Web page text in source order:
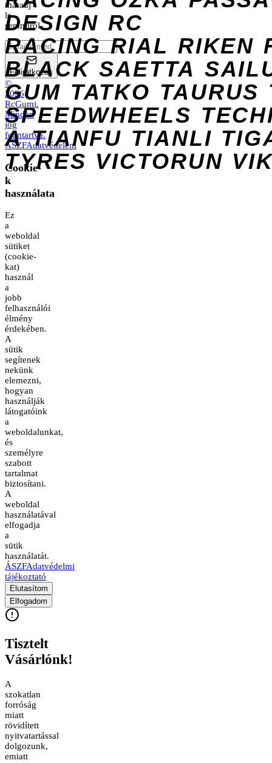
DESIGN RC
RACING RIAL RIKEN
BLACK SAETTA
GUM TATKO TAURUS
SPEEDWHEELS
A TIANFU TIANLI
TYRES VICTORUN
maradj
le
semmiről.
Feliratkozás
©
2026
RcGumi.
Minden
jog
fenntartva.
ÁSZFAdatvédelem
Cookie-
k
használata
Ez
a
weboldal
sütiket
(cookie-
kat)
használ
a
jobb
felhasználói
élmény
érdekében.
A
sütik
segítenek
nekünk
elemezni,
hogyan
használják
látogatóink
a
weboldalunkat,
és
személyre
szabott
tartalmat
biztosítani.
A
weboldal
használatával
elfogadja
a
sütik
használatát.
ÁSZFAdatvédelmi
tájékoztató
Elutasítom
Elfogadom
Tisztelt
Vásárlónk!
A
szokatlan
forróság
miatt
rövidített
nyitvatartással
dolgozunk,
emiatt